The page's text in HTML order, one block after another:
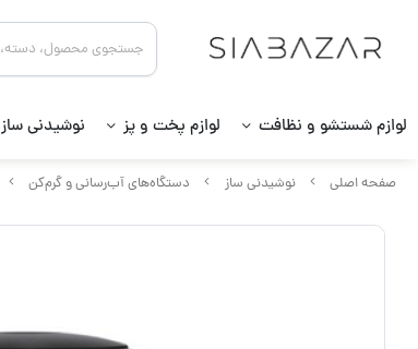
لوازم شستشو و نظافت لوازم پخت و پز نوشیدنی ساز
صفحه اصلی نوشیدنی ساز دستگاه‌های آب‌رسانی و گرم‌کن